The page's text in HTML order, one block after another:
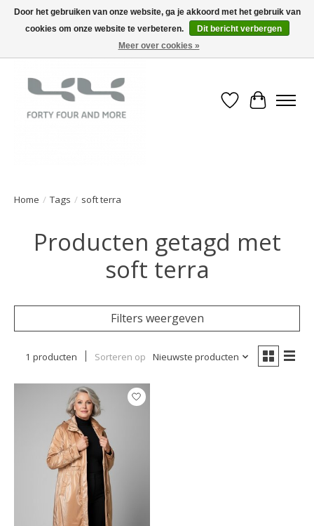
Verlanglijst
Home / Tags / soft terra
Producten getagd met
soft terra
Filters weergeven
1 producten Sorteren op Nieuwste producten
Door het gebruiken van onze website, ga je akkoord met het gebruik van
cookies om onze website te verbeteren.
Dit bericht verbergen
Meer over cookies »